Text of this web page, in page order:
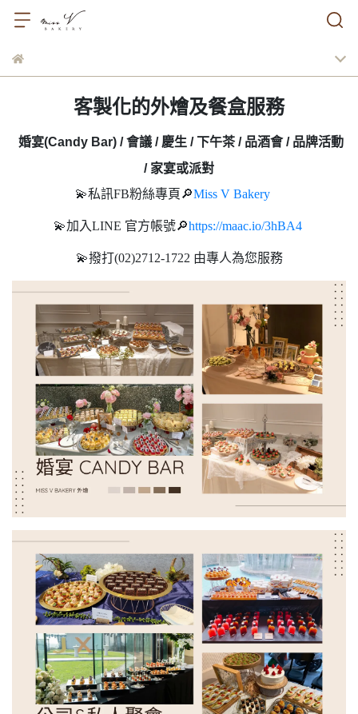
客製化的外燴及餐盒服務
婚宴(Candy Bar) / 會議 / 慶生 / 下午茶 / 品酒會 / 品牌活動
/ 家宴或派對
💫私訊FB粉絲專頁🔎Miss V Bakery
💫加入LINE 官方帳號🔎https://maac.io/3hBA4
💫撥打(02)2712-1722 由專人為您服務